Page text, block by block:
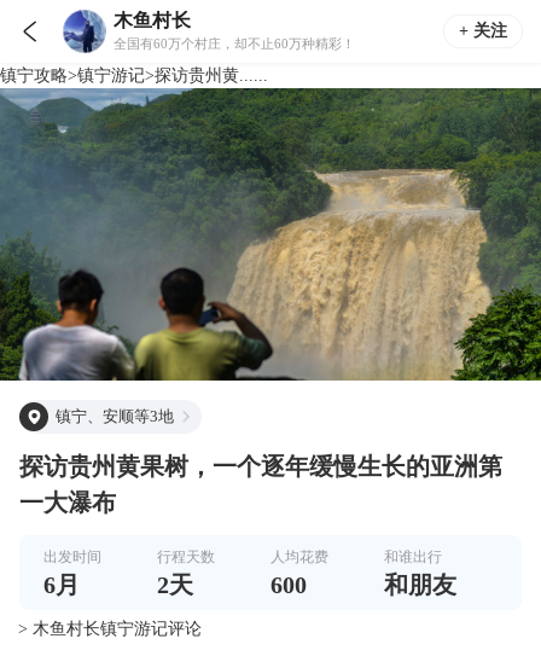
 木鱼村长
全国有60万个村庄，却不止60万种精彩！
+ 关注
镇宁攻略>镇宁游记>探访贵州黄......
镇宁、安顺等3地
探访贵州黄果树，一个逐年缓慢生长的亚洲第
一大瀑布
出发时间
6月
行程天数
2天
人均花费
600
和谁出行
和朋友
> 木鱼村长镇宁游记评论